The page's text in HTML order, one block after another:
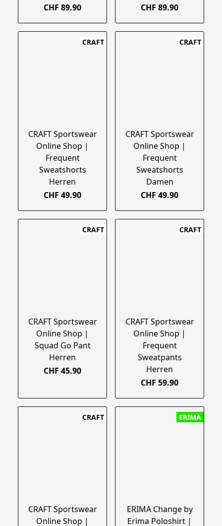
CHF 89.90
CHF 89.90
CRAFT
CRAFT Sportswear
Online Shop |
Frequent
Sweatshorts
Herren
CHF 49.90
CRAFT
CRAFT Sportswear
Online Shop |
Frequent
Sweatshorts
Damen
CHF 49.90
CRAFT
CRAFT Sportswear
Online Shop |
Squad Go Pant
Herren
CHF 45.90
CRAFT
CRAFT Sportswear
Online Shop |
Frequent
Sweatpants
Herren
CHF 59.90
CRAFT
CRAFT Sportswear
Online Shop |
ERIMA
ERIMA Change by
Erima Poloshirt |